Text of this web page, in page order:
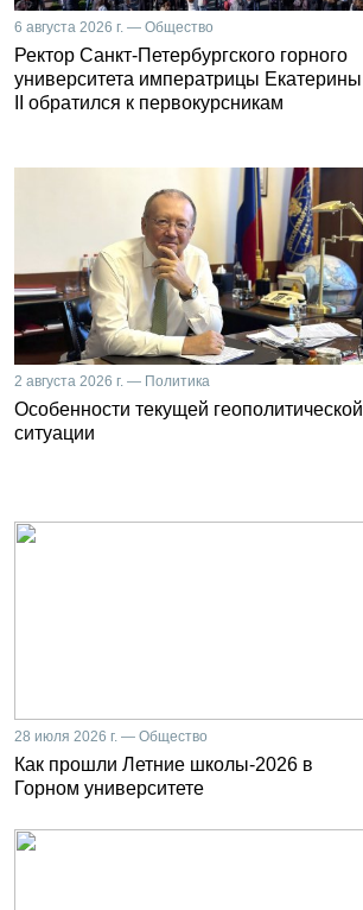
6 августа 2026 г. — Общество
Ректор Санкт-Петербургского горного
университета императрицы Екатерины
II обратился к первокурсникам
2 августа 2026 г. — Политика
Особенности текущей геополитической
ситуации
28 июля 2026 г. — Общество
Как прошли Летние школы-2026 в
Горном университете